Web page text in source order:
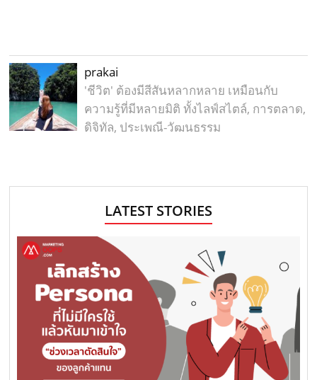
prakai
'ชีวิต' ต้องมีสีสันหลากหลาย เหมือนกับ
ความรู้ที่มีหลายมิติ ทั้งไลฟ์สไตล์, การตลาด,
ดิจิทัล, ประเพณี-วัฒนธรรม
LATEST STORIES